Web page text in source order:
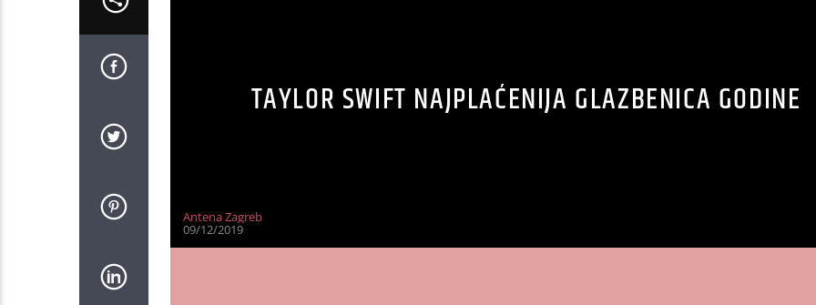
TAYLOR SWIFT NAJPLAĆENIJA GLAZBENICA GODINE
Antena Zagreb
09/12/2019